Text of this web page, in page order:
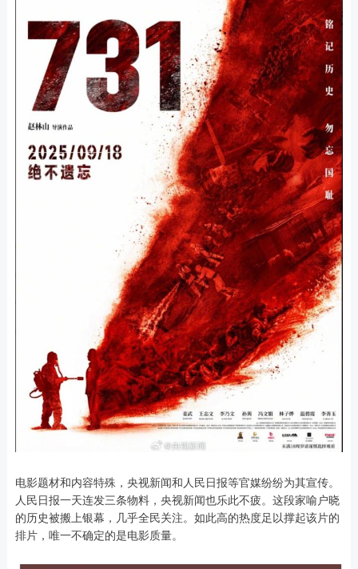
电影题材和内容特殊，央视新闻和人民日报等官媒纷纷为其宣传。
人民日报一天连发三条物料，央视新闻也乐此不疲。这段家喻户晓
的历史被搬上银幕，几乎全民关注。如此高的热度足以撑起该片的
排片，唯一不确定的是电影质量。